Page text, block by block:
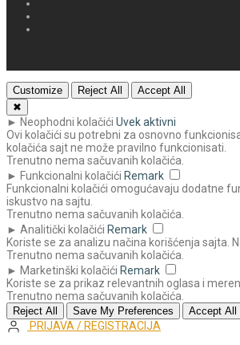
Customize Reject All
Accept All
✖
► Neophodni kolačići Uvek aktivni
Ovi kolačići su potrebni za osnovno
kolačića sajt ne može pravilno funkcionisati.
Trenutno nema sačuvanih kolačića.
► Funkcionalni kolačići Remark
Funkcionalni kolačići omogućavaju dodatne
iskustvo na sajtu.
Trenutno nema sačuvanih kolačića.
► Analitički kolačići Remark
Koriste se za analizu načina korišćenja sajta.
Trenutno nema sačuvanih kolačića.
► Marketinški kolačići Remark
Koriste se za prikaz relevantnih oglasa i
Trenutno nema sačuvanih kolačića.
Reject All Save My Preferences Accept All
PRIJAVA / REGISTRACIJA